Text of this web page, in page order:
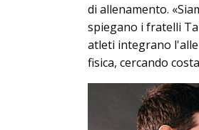
di allenamento.
spiegano i fratelli
atleti integrano
fisica, cercando